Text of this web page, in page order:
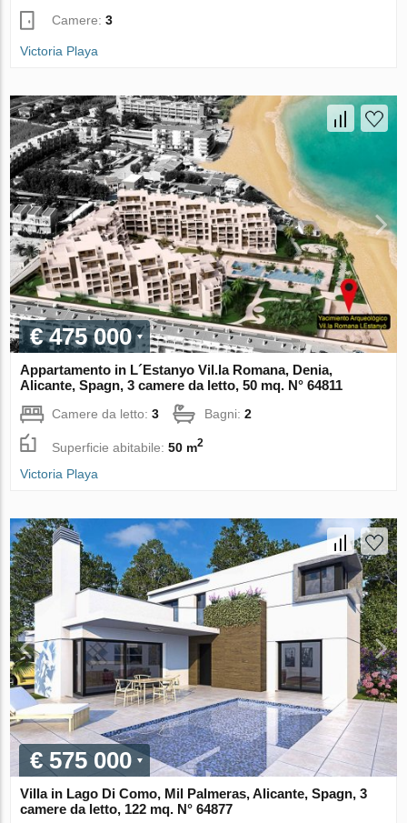
Camere:3
Victoria Playa
€ 475 000
Appartamento in L´Estanyo Vil.la Romana, Denia,
Alicante, Spagn, 3 camere da letto, 50 mq. N° 64811
Camere da letto:3 Bagni:2
Superficie abitabile:50 m2
Victoria Playa
€ 575 000
Villa in Lago Di Como, Mil Palmeras, Alicante, Spagn, 3
camere da letto, 122 mq. N° 64877